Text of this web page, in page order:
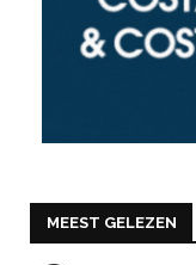
MEEST GELEZEN